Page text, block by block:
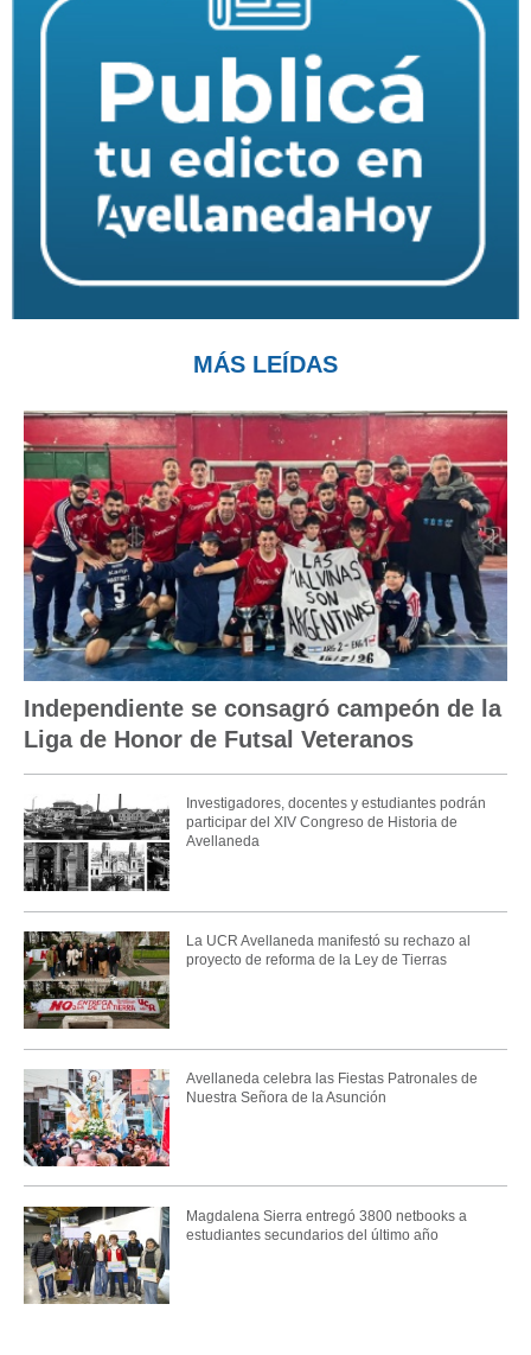
MÁS LEÍDAS
Independiente se consagró campeón de la
Liga de Honor de Futsal Veteranos
Investigadores, docentes y estudiantes podrán
participar del XIV Congreso de Historia de
Avellaneda
La UCR Avellaneda manifestó su rechazo al
proyecto de reforma de la Ley de Tierras
Avellaneda celebra las Fiestas Patronales de
Nuestra Señora de la Asunción
Magdalena Sierra entregó 3800 netbooks a
estudiantes secundarios del último año